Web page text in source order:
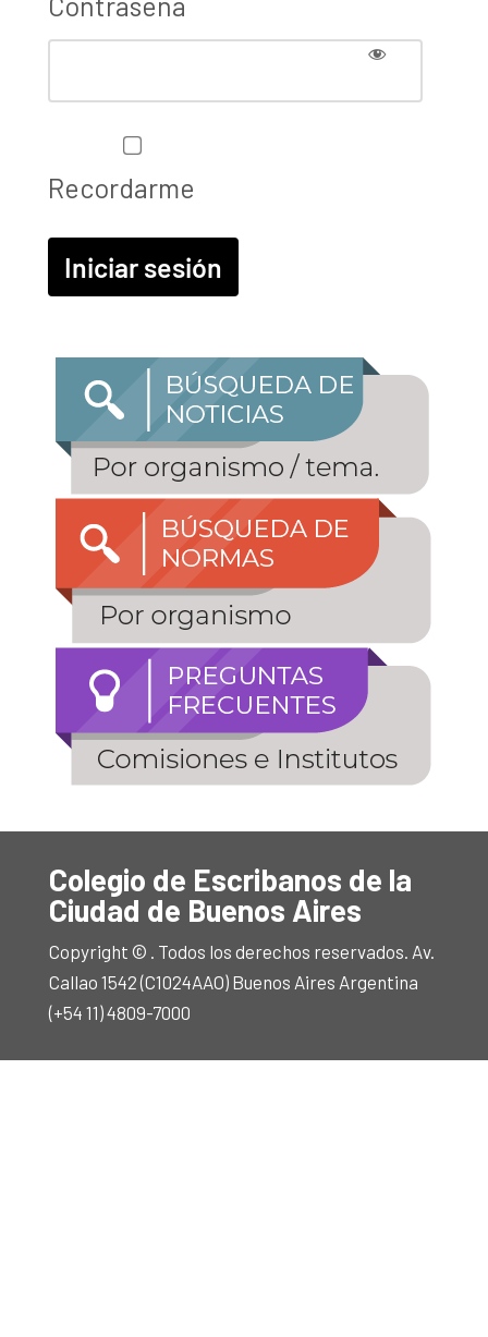
Recordarme
Colegio de Escribanos de la
Ciudad de Buenos Aires
Copyright © . Todos los derechos reservados. Av.
Callao 1542 (C1024AAO) Buenos Aires Argentina
(+54 11) 4809-7000